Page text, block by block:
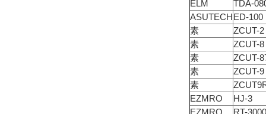
ELM
TDA-
ASUTECHED-100
素
ZCUT-2
素
ZCUT-8
素
ZCUT-
素
ZCUT-9
素
EZMRO
HJ-3
EZMRO
RT-3000